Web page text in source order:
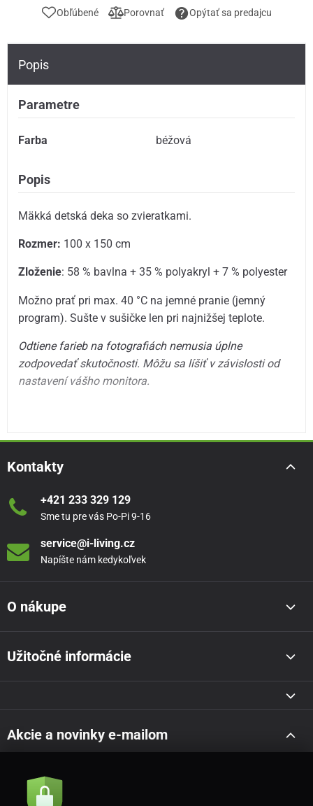
Obľúbené Porovnať Opýtať sa predajcu
Popis
Parametre
Farba béžová
Popis
Mäkká detská deka so zvieratkami.
Rozmer: 100 x 150 cm
Zloženie: 58 % bavlna + 35 % polyakryl + 7 % polyester
Možno prať pri max. 40 °C na jemné pranie (jemný
program). Sušte v sušičke len pri najnižšej teplote.
Odtiene farieb na fotografiách nemusia úplne
zodpovedať skutočnosti. Môžu sa líšiť v závislosti od
nastavení vášho monitora.
Kontakty
+421 233 329 129
Sme tu pre vás Po-Pi 9-16
service@i-living.cz
Napíšte nám kedykoľvek
O nákupe
Užitočné informácie
Akcie a novinky e-mailom